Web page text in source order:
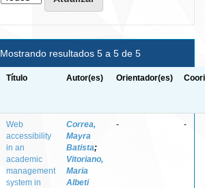
Mostrando resultados 5 a 5 de 5
Título Autor(es) Orientador(es)
Web
accessibility
in an
academic
management
system in
Correa,
Mayra
Batista;
Vitoriano,
Maria
Albeti
- -